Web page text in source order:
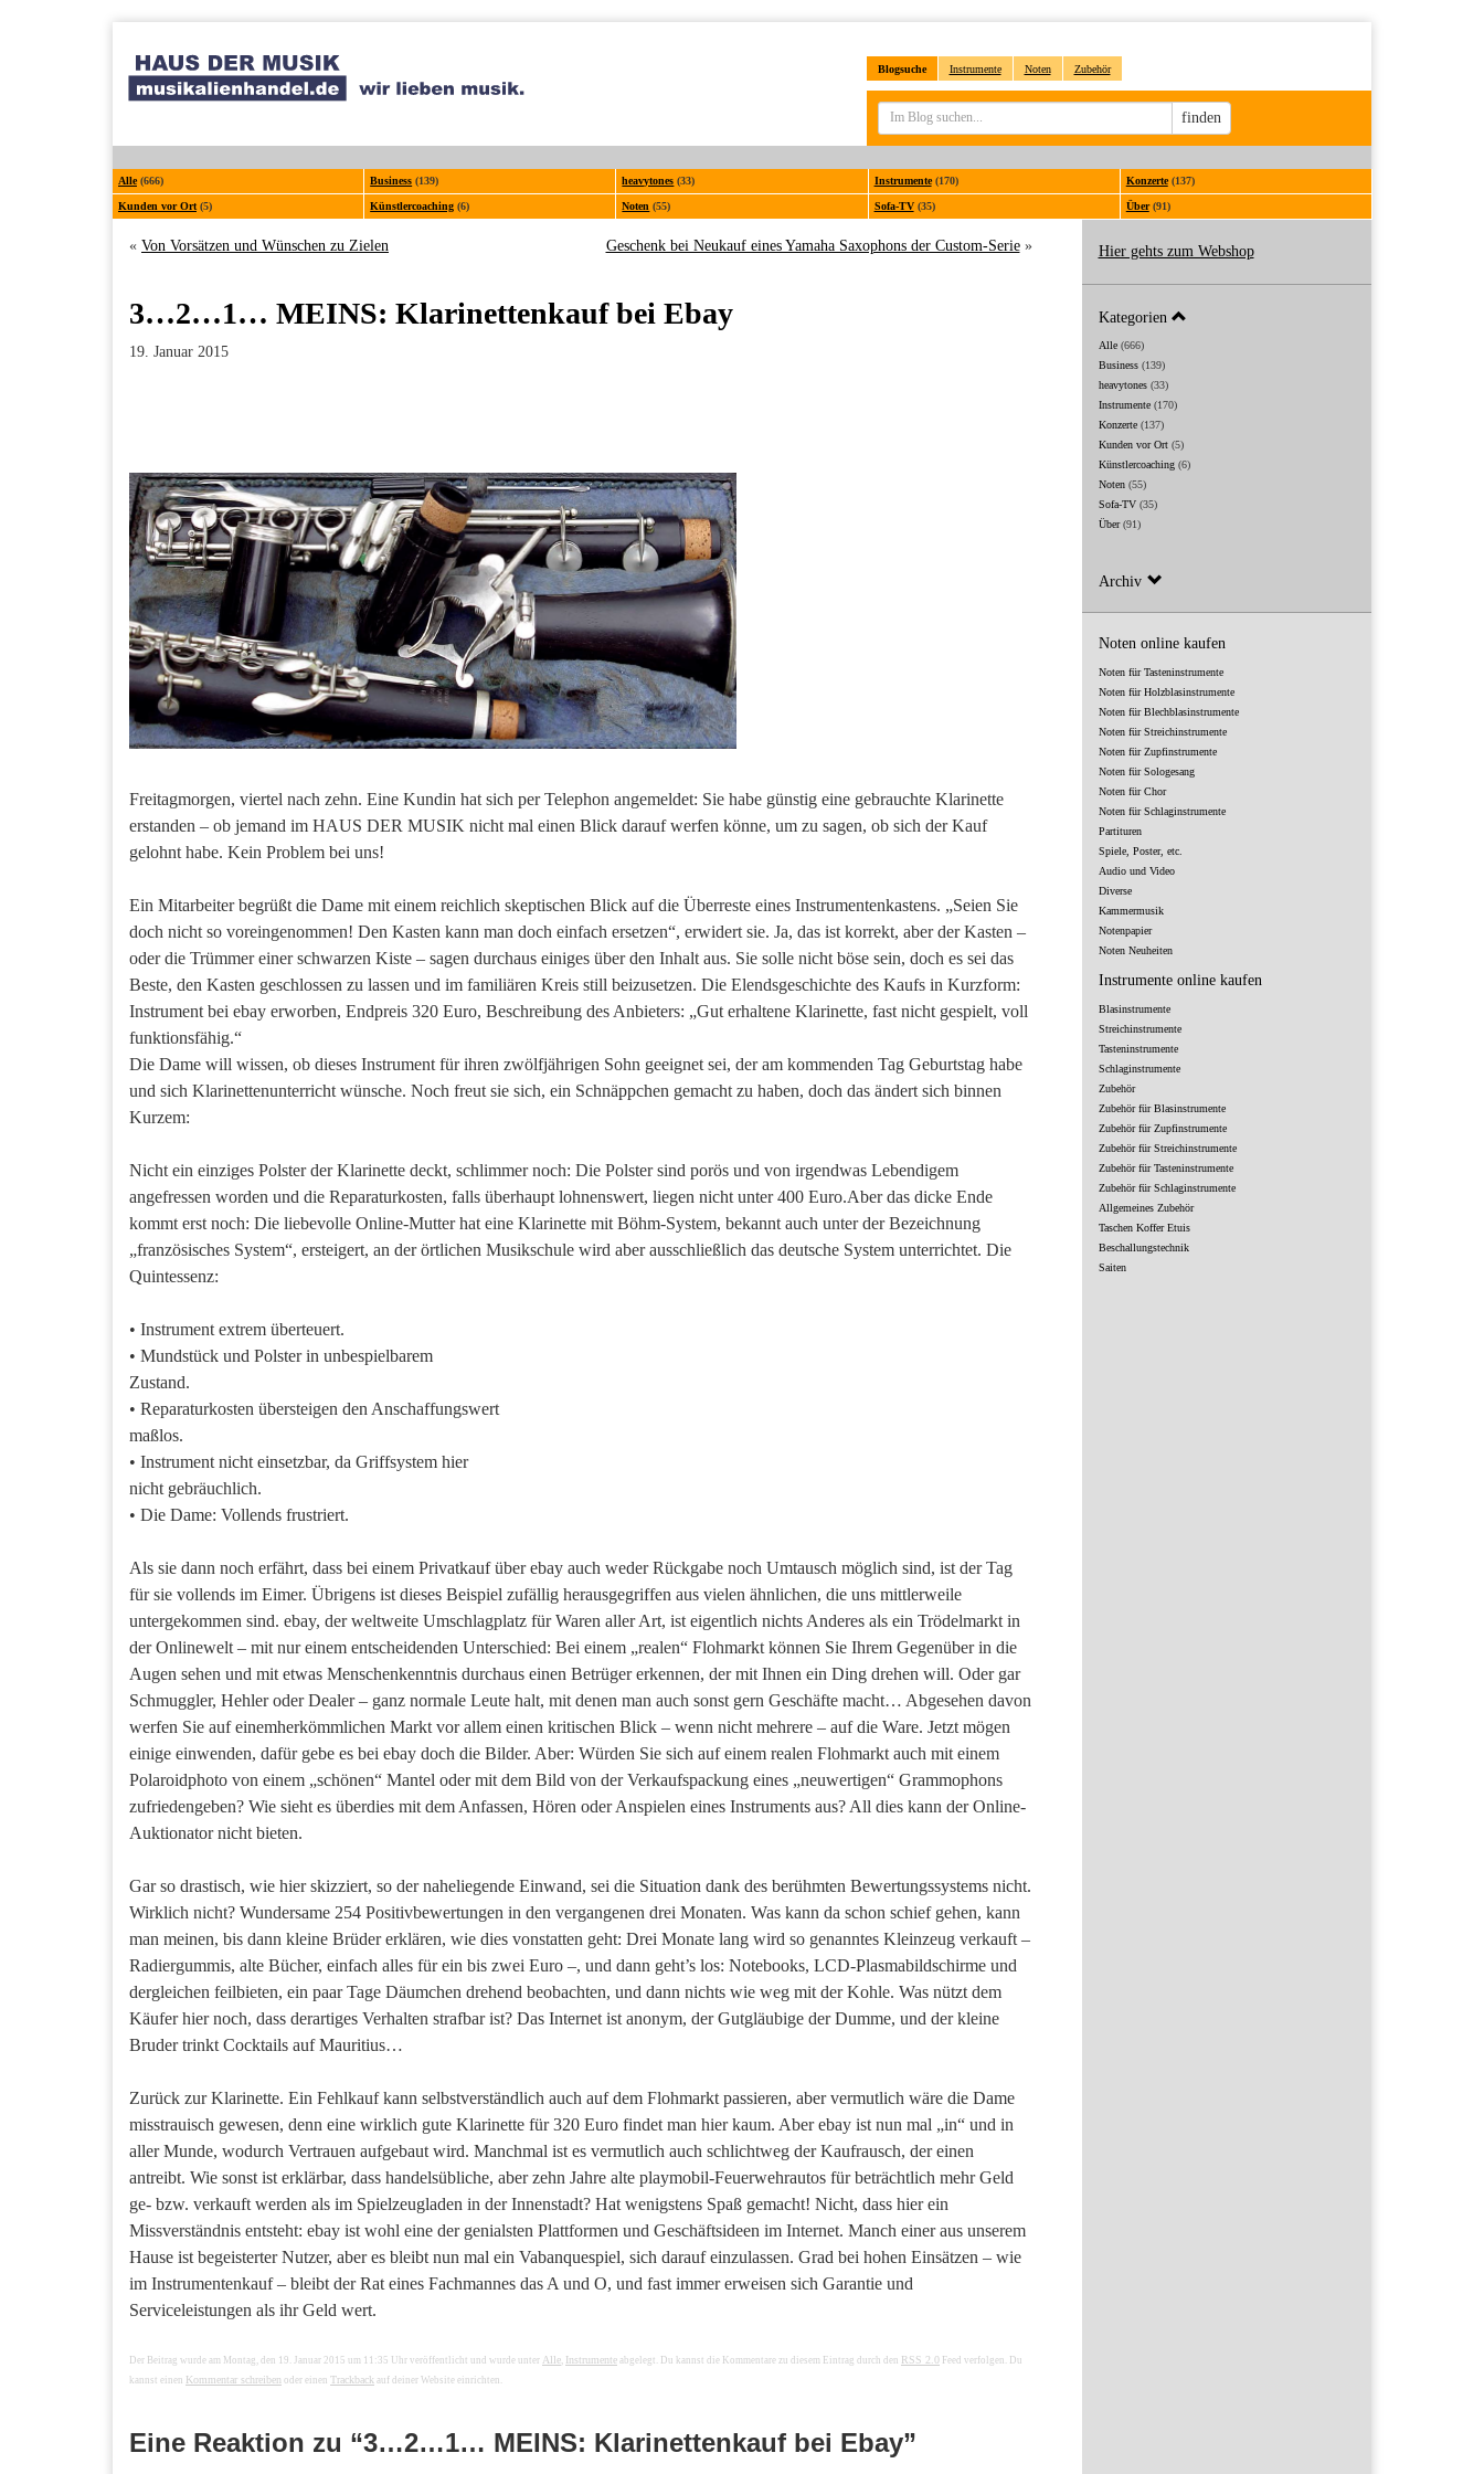
Blogsuche Instrumente Noten Zubehör
Sucheingabe
finden
Alle(666) Business (139) heavytones (33) Instrumente(170) Konzerte(137)
Kunden vor Ort (5) Künstlercoaching (6) Noten (55) Sofa-TV(35) Über(91)
« Von Vorsätzen und Wünschen zu Zielen Geschenk bei Neukauf eines Yamaha Saxophons der Custom-Serie»
3…2…1… MEINS: Klarinettenkauf bei Ebay
19. Januar 2015
Freitagmorgen, viertel nach zehn. Eine Kundin hat sich per Telephon angemeldet: Sie habe günstig eine gebrauchte Klarinette
erstanden – ob jemand im HAUS DER MUSIK nicht mal einen Blick darauf werfen könne, um zu sagen, ob sich der Kauf
gelohnt habe. Kein Problem bei uns!
Ein Mitarbeiter begrüßt die Dame mit einem reichlich skeptischen Blick auf die Überreste eines Instrumentenkastens. „Seien Sie
doch nicht so voreingenommen! Den Kasten kann man doch einfach ersetzen“, erwidert sie. Ja, das ist korrekt, aber der Kasten –
oder die Trümmer einer schwarzen Kiste – sagen durchaus einiges über den Inhalt aus. Sie solle nicht böse sein, doch es sei das
Beste, den Kasten geschlossen zu lassen und im familiären Kreis still beizusetzen. Die Elendsgeschichte des Kaufs in Kurzform:
Instrument bei ebay erworben, Endpreis 320 Euro, Beschreibung des Anbieters: „Gut erhaltene Klarinette, fast nicht gespielt, voll
funktionsfähig.“
Die Dame will wissen, ob dieses Instrument für ihren zwölfjährigen Sohn geeignet sei, der am kommenden Tag Geburtstag habe
und sich Klarinettenunterricht wünsche. Noch freut sie sich, ein Schnäppchen gemacht zu haben, doch das ändert sich binnen
Kurzem:
Nicht ein einziges Polster der Klarinette deckt, schlimmer noch: Die Polster sind porös und von irgendwas Lebendigem
angefressen worden und die Reparaturkosten, falls überhaupt lohnenswert, liegen nicht unter 400 Euro.Aber das dicke Ende
kommt erst noch: Die liebevolle Online-Mutter hat eine Klarinette mit Böhm-System, bekannt auch unter der Bezeichnung
„französisches System“, ersteigert, an der örtlichen Musikschule wird aber ausschließlich das deutsche System unterrichtet. Die
Quintessenz:
• Instrument extrem überteuert.
• Mundstück und Polster in unbespielbarem
Zustand.
• Reparaturkosten übersteigen den Anschaffungswert
maßlos.
• Instrument nicht einsetzbar, da Griffsystem hier
nicht gebräuchlich.
• Die Dame: Vollends frustriert.
Als sie dann noch erfährt, dass bei einem Privatkauf über ebay auch weder Rückgabe noch Umtausch möglich sind, ist der Tag
für sie vollends im Eimer. Übrigens ist dieses Beispiel zufällig herausgegriffen aus vielen ähnlichen, die uns mittlerweile
untergekommen sind. ebay, der weltweite Umschlagplatz für Waren aller Art, ist eigentlich nichts Anderes als ein Trödelmarkt in
der Onlinewelt – mit nur einem entscheidenden Unterschied: Bei einem „realen“ Flohmarkt können Sie Ihrem Gegenüber in die
Augen sehen und mit etwas Menschenkenntnis durchaus einen Betrüger erkennen, der mit Ihnen ein Ding drehen will. Oder gar
Schmuggler, Hehler oder Dealer – ganz normale Leute halt, mit denen man auch sonst gern Geschäfte macht… Abgesehen davon
werfen Sie auf einemherkömmlichen Markt vor allem einen kritischen Blick – wenn nicht mehrere – auf die Ware. Jetzt mögen
einige einwenden, dafür gebe es bei ebay doch die Bilder. Aber: Würden Sie sich auf einem realen Flohmarkt auch mit einem
Polaroidphoto von einem „schönen“ Mantel oder mit dem Bild von der Verkaufspackung eines „neuwertigen“ Grammophons
zufriedengeben? Wie sieht es überdies mit dem Anfassen, Hören oder Anspielen eines Instruments aus? All dies kann der Online-
Auktionator nicht bieten.
Gar so drastisch, wie hier skizziert, so der naheliegende Einwand, sei die Situation dank des berühmten Bewertungssystems nicht.
Wirklich nicht? Wundersame 254 Positivbewertungen in den vergangenen drei Monaten. Was kann da schon schief gehen, kann
man meinen, bis dann kleine Brüder erklären, wie dies vonstatten geht: Drei Monate lang wird so genanntes Kleinzeug verkauft –
Radiergummis, alte Bücher, einfach alles für ein bis zwei Euro –, und dann geht’s los: Notebooks, LCD-Plasmabildschirme und
dergleichen feilbieten, ein paar Tage Däumchen drehend beobachten, und dann nichts wie weg mit der Kohle. Was nützt dem
Käufer hier noch, dass derartiges Verhalten strafbar ist? Das Internet ist anonym, der Gutgläubige der Dumme, und der kleine
Bruder trinkt Cocktails auf Mauritius…
Zurück zur Klarinette. Ein Fehlkauf kann selbstverständlich auch auf dem Flohmarkt passieren, aber vermutlich wäre die Dame
misstrauisch gewesen, denn eine wirklich gute Klarinette für 320 Euro findet man hier kaum. Aber ebay ist nun mal „in“ und in
aller Munde, wodurch Vertrauen aufgebaut wird. Manchmal ist es vermutlich auch schlichtweg der Kaufrausch, der einen
antreibt. Wie sonst ist erklärbar, dass handelsübliche, aber zehn Jahre alte playmobil-Feuerwehrautos für beträchtlich mehr Geld
ge- bzw. verkauft werden als im Spielzeugladen in der Innenstadt? Hat wenigstens Spaß gemacht! Nicht, dass hier ein
Missverständnis entsteht: ebay ist wohl eine der genialsten Plattformen und Geschäftsideen im Internet. Manch einer aus unserem
Hause ist begeisterter Nutzer, aber es bleibt nun mal ein Vabanquespiel, sich darauf einzulassen. Grad bei hohen Einsätzen – wie
im Instrumentenkauf – bleibt der Rat eines Fachmannes das A und O, und fast immer erweisen sich Garantie und
Serviceleistungen als ihr Geld wert.
Der Beitrag wurde am Montag, den 19. Januar 2015 um 11:35 Uhr veröffentlicht und wurde unter Alle Instrumente abgelegt. Du kannst die Kommentare zu diesem Eintrag durch den RSS 2.0 Feed verfolgen. Du
kannst einen Kommentar schreiben oder einen Trackback auf deiner Website einrichten.
Eine Reaktion zu “3…2…1… MEINS: Klarinettenkauf bei Ebay”
Hier gehts zum Webshop
Kategorien
Alle(666)
Business(139)
heavytones(33)
Instrumente(170)
Konzerte(137)
Kunden vor Ort(5)
Künstlercoaching(6)
Noten(55)
Sofa-TV(35)
Über(91)
Archiv
Noten online kaufen
Noten für Tasteninstrumente
Noten für Holzblasinstrumente
Noten für Blechblasinstrumente
Noten für Streichinstrumente
Noten für Zupfinstrumente
Noten für Sologesang
Noten für Chor
Noten für Schlaginstrumente
Partituren
Spiele, Poster, etc.
Audio und Video
Diverse
Kammermusik
Notenpapier
Noten Neuheiten
Instrumente online kaufen
Blasinstrumente
Streichinstrumente
Tasteninstrumente
Schlaginstrumente
Zubehör
Zubehör für Blasinstrumente
Zubehör für Zupfinstrumente
Zubehör für Streichinstrumente
Zubehör für Tasteninstrumente
Zubehör für Schlaginstrumente
Allgemeines Zubehör
Taschen Koffer Etuis
Beschallungstechnik
Saiten